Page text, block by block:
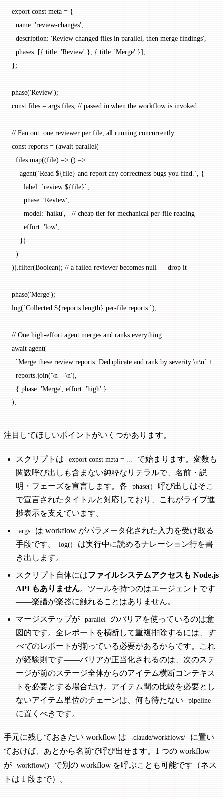
export const meta = {
  name:
'review-changes'
  description:
'Review changed files in parallel, then merge findings'
  phases: [{ title:
'Review' }, { title: 'Merge' }],
};
phase('Review');
const files = args.files; // passed in when the workflow is invoked
// Fan out: one reviewer per file, all running concurrently.
const reports = (await parallel(
  files.
map((file) => () =>
    agent
(`Read ${file} and report any correctness bugs you find.` , {
      label:
`review ${file}`
      phase:
'Review'
      model:
'haiku'
// cheap tier for mechanical per-file reading
      effort:
'low'
    })
  )
)). filter(Boolean); // a failed reviewer becomes null — drop it
phase('Merge');
log(`Collected ${reports length} per-file reports.`);
// One high-effort agent merges and ranks everything.
await agent(
  `Merge these review reports. Deduplicate and rank by severity:
\n\n` +
  reports.
join('\n---\n'),
  { phase:
'Merge' , effort: 'high' }
);
注目してほしいポイントがいくつかあります。
スクリプトは export const meta = ...
で始まります。変数も
関数呼び出しも含まない純粋なリテラルで、名前・説
明・フェーズを宣言します。各
phase()
呼び出しはそこ
で宣言されたタイトルと対応しており、これがライブ進
捗表示を支えています。
args
は workflow がパラメータ化された入力を受け取る
手段です。
log()
は実行中に読めるナレーション行を書
き出します。
スクリプト自体にはファイルシステムアクセスも Node.js
API もありません。ツールを持つのはエージェントです
——楽譜が楽器に触れることはありません。
マージステップが parallel
のバリアを使っているのは意
図的です。全レポートを横断して重複排除するには、
す
べてのレポートが揃っている必要があるからです。これ
が経験則です——バリアが正当化されるのは、次のステ
ージが前のステージ全体からのアイテム横断コンテキス
トを必要とする場合だけ。アイテム間の比較を必要とし
ないアイテム単位のチェーンは、何も待たない
pipeline
に置くべきです。
手元に残しておきたい workflow は .claude/workflows/
に置い
ておけば、あとから名前で呼び出せます。1 つの workflow
が
workflow()
で別の workflow を呼ぶことも可能です（ネス
トは 1 段まで）。